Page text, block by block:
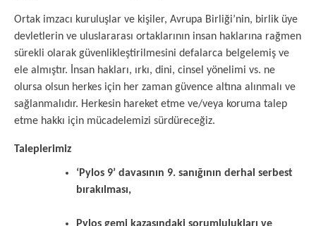
Ortak imzacı kuruluşlar ve kişiler, Avrupa Birliği’nin, birlik üye
devletlerin ve uluslararası ortaklarının insan haklarına rağmen
sürekli olarak güvenlikleştirilmesini defalarca belgelemiş ve
ele almıştır. İnsan hakları, ırkı, dini, cinsel yönelimi vs. ne
olursa olsun herkes için her zaman güvence altına alınmalı ve
sağlanmalıdır. Herkesin hareket etme ve/veya koruma talep
etme hakkı için mücadelemizi sürdüreceğiz.
Taleplerimiz
‘Pylos 9’ davasının 9. sanığının derhal serbest
bırakılması,